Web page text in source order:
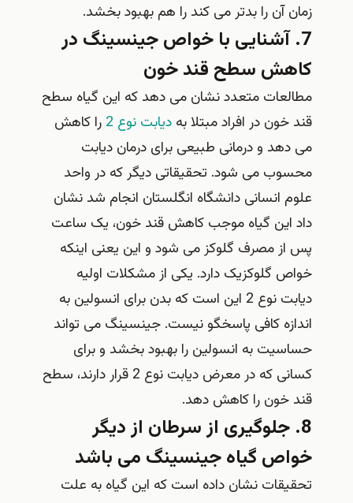
زمان آن را بدتر می کند را هم بهبود بخشد.
7. آشنایی با خواص جینسینگ در
کاهش سطح قند خون
مطالعات متعدد نشان می دهد که این گیاه سطح
قند خون در افراد مبتلا بهدیابت نوع 2
را کاهش
می دهد و درمانی طبیعی برای درمان دیابت
محسوب می شود. تحقیقاتی دیگر که در واحد
علوم انسانی دانشگاه انگلستان انجام شد نشان
داد این گیاه موجب کاهش قند خون، یک ساعت
پس از مصرف گلوکز می شود و این یعنی اینکه
خواص گلوکزیک دارد. یکی از مشکلات اولیه
دیابت نوع 2 این است که بدن برای انسولین به
اندازه کافی پاسخگو نیست. جینسینگ می تواند
حساسیت به انسولین را بهبود بخشد و برای
کسانی که در معرض دیابت نوع 2 قرار دارند، سطح
قند خون را کاهش دهد.
8. جلوگیری از سرطان از دیگر
خواص گیاه جینسینگ می باشد
تحقیقات نشان داده است که این گیاه به علت